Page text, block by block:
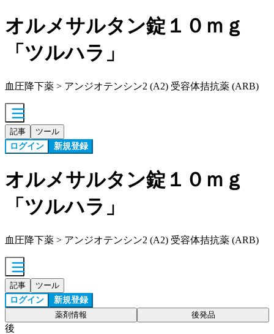
オルメサルタン錠１０ｍｇ
「ツルハラ」
血圧降下薬 > アンジオテンシン2 (A2) 受容体拮抗薬 (ARB)
記事 ツール
ログイン 新規登録
オルメサルタン錠１０ｍｇ
「ツルハラ」
血圧降下薬 > アンジオテンシン2 (A2) 受容体拮抗薬 (ARB)
記事 ツール
ログイン 新規登録
薬剤情報 後発品
後